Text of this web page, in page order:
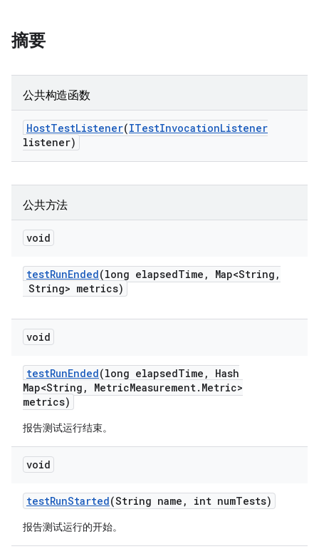
摘要
公共构造函数
HostTestListener(ITestInvocationListener
listener)
公共方法
void
testRunEnded(long elapsedTime , Map<String ,
String> metrics)
void
testRunEnded(long elapsedTime ,
Hash
Map<String , MetricMeasurement. Metric>
metrics)
报告测试运行结束。
void
testRunStarted(String name , int numTests)
报告测试运行的开始。